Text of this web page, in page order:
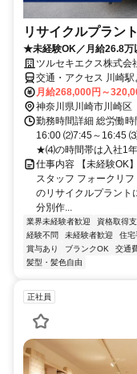
リサイクルプラン
★未経験OK／月給26.8万
ツルセキエクス株式会
交通・アクセス 川崎
扇町駅 徒歩10分
月給268,000円～
神奈川県川崎市川崎区
勤務時間詳細 総労働
16:00 ⑵7:45～16:45
★⑷の時間帯は入社1
仕事内容 【未経験OK
スタッフ フォークリ
のリサイクルプラント
分別作...
業界未経験者歓迎 資格取得
経験不問
未経験者歓迎 住宅
賞与あり
ブランクOK 交通
髪型・髪色自由
正社員